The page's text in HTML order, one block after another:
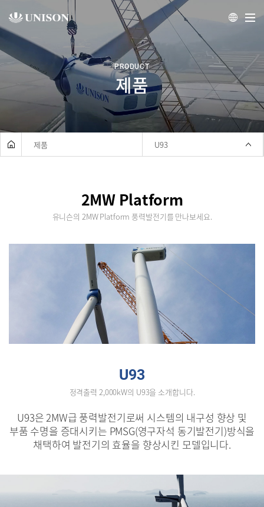
제품 PRODUCT
제품
제품 U93
2MW Platform
유니슨의 2MW Platform 풍력발전기를 만나보세요.
U93
정격출력 2,000kW의 U93을 소개합니다.
U93은 2MW급 풍력발전기로써 시스템의 내구성 향상 및
부품 수명을 증대시키는 PMSG(영구자석 동기발전기)방식을
채택하여 발전기의 효율을 향상시킨 모델입니다.